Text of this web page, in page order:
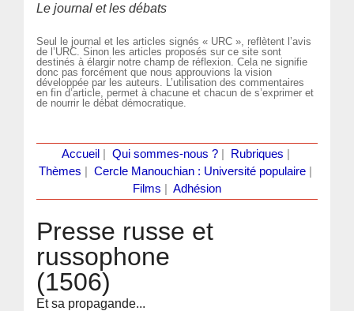
Le journal et les débats
Seul le journal et les articles signés « URC », reflètent l’avis
de l’URC. Sinon les articles proposés sur ce site sont
destinés à élargir notre champ de réflexion. Cela ne signifie
donc pas forcément que nous approuvions la vision
développée par les auteurs. L’utilisation des commentaires
en fin d’article, permet à chacune et chacun de s’exprimer et
de nourrir le débat démocratique.
Accueil Qui sommes-nous ?| Rubriques
Thèmes
Cercle Manouchian : Université populaire
Films
Adhésion
Presse russe et
russophone
(1506)
Et sa propagande...